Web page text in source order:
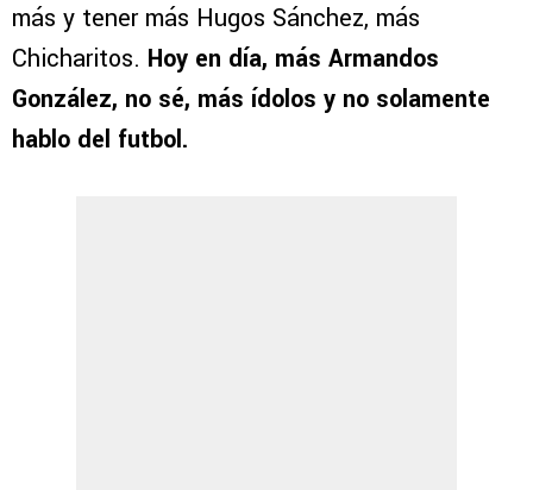
más y tener más Hugos Sánchez, más
Chicharitos. Hoy en día, más Armandos
González, no sé, más ídolos y no solamente
hablo del futbol.